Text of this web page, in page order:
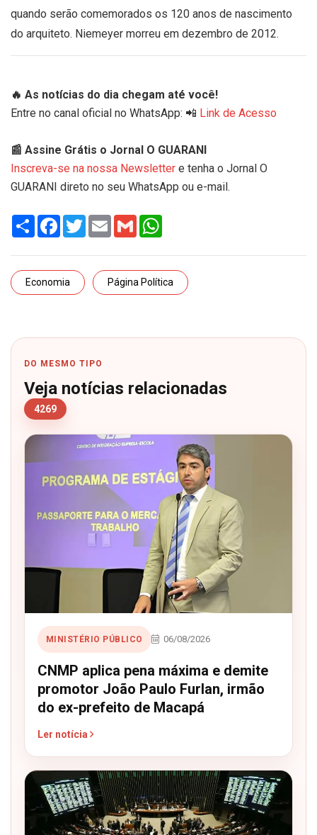
quando serão comemorados os 120 anos de nascimento
do arquiteto. Niemeyer morreu em dezembro de 2012.
🔥 As notícias do dia chegam até você!
Entre no canal oficial no WhatsApp: 📲 Link de Acesso
📰 Assine Grátis o Jornal O GUARANI
Inscreva-se na nossa Newsletter e tenha o Jornal O
GUARANI direto no seu WhatsApp ou e-mail.
Share Facebook
TwitterEmail Gmail
Economia Página Política
DO MESMO TIPO
Veja notícias relacionadas
4269
MINISTÉRIO PÚBLICO 06/08/2026
CNMP aplica pena máxima e demite
promotor João Paulo Furlan, irmão
do ex-prefeito de Macapá
Ler notícia